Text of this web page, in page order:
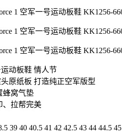
动板鞋 情人节
原纸板 打造纯正空军版型
蜂窝气垫
、拉帮完美
39 40 40.5 41 42 42.5 43 44 44.5 45